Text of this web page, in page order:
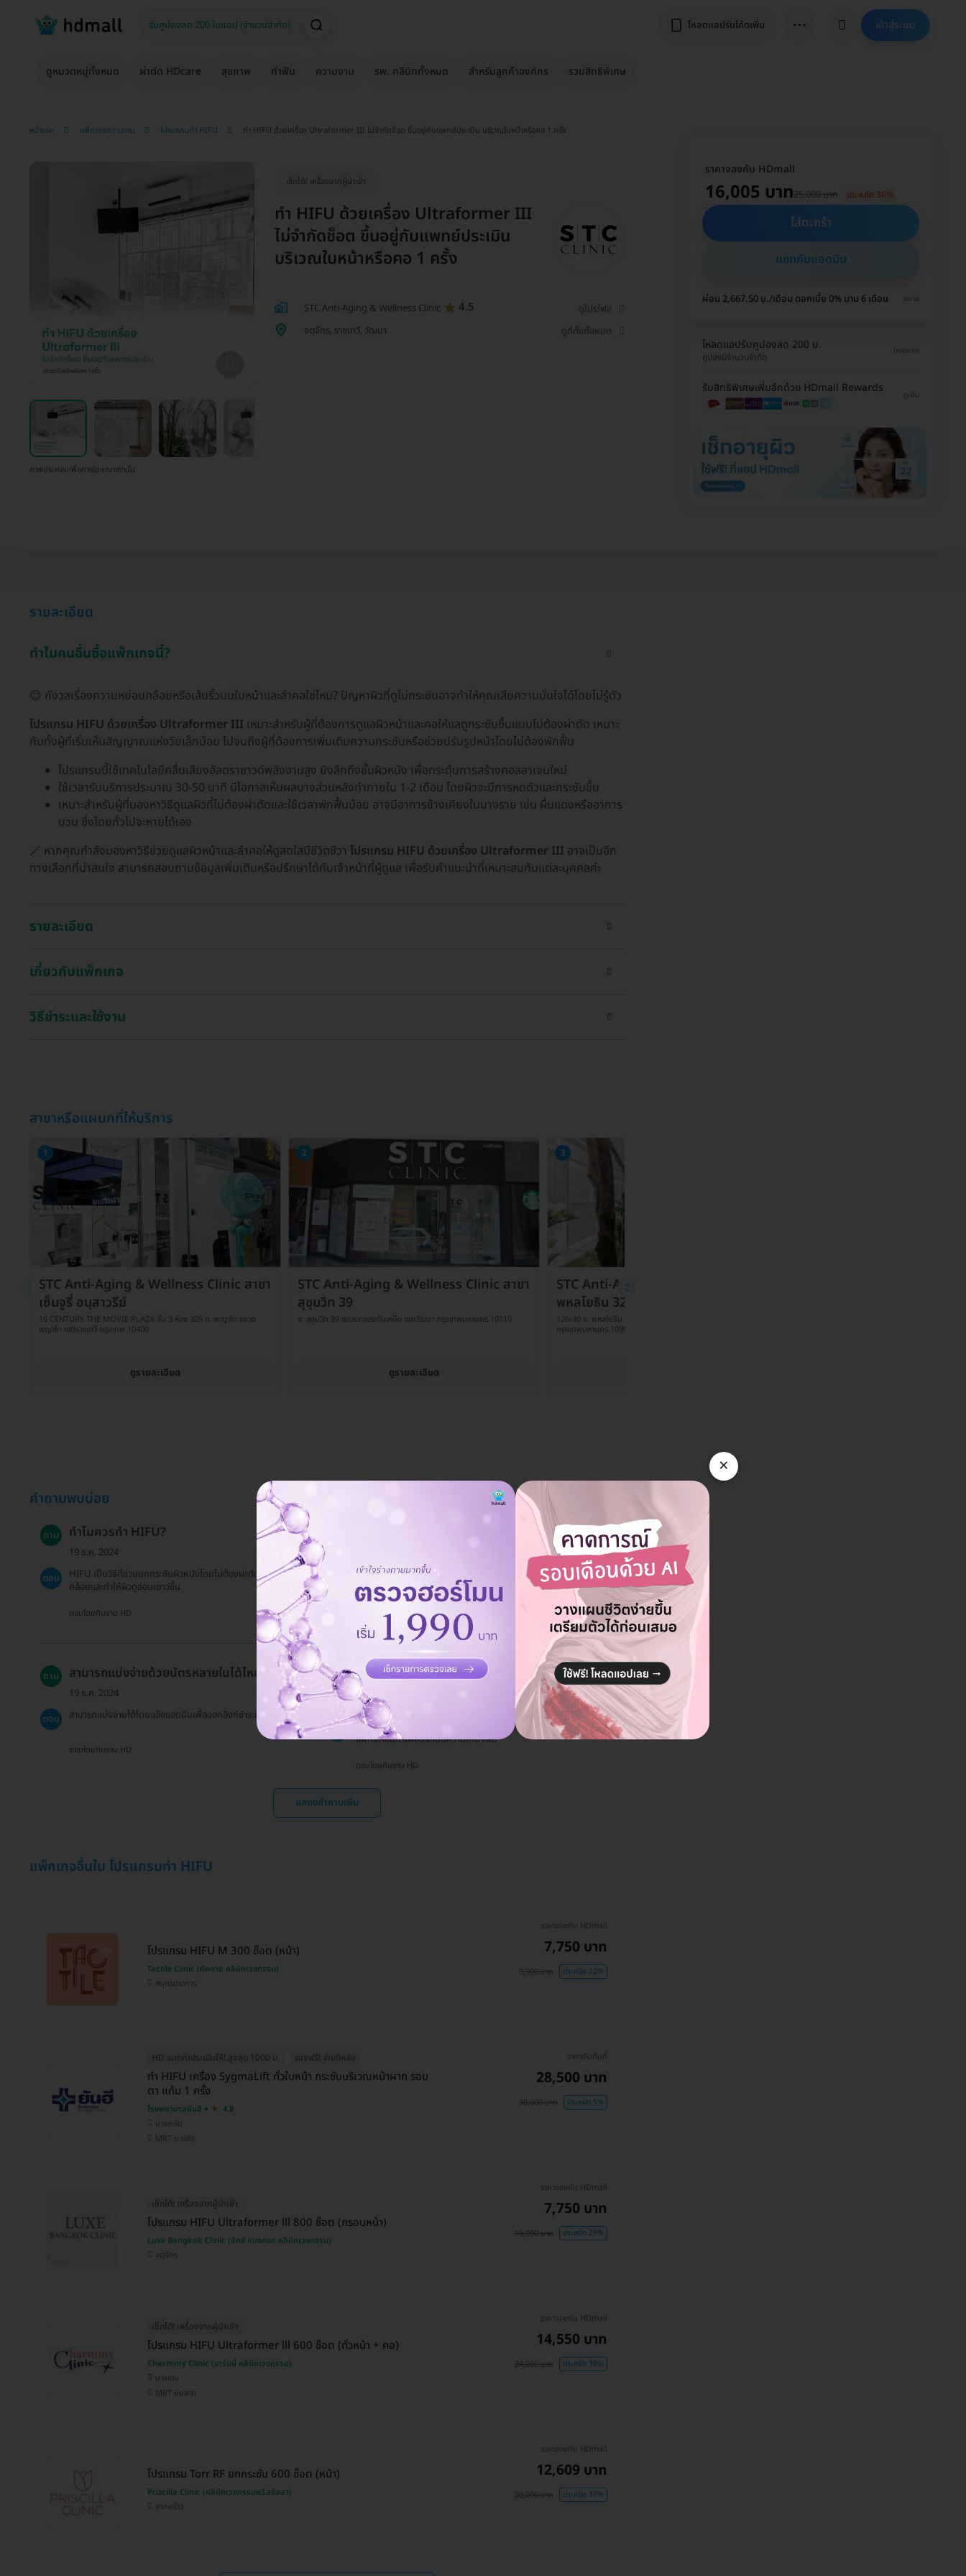
โหลดแอปรับโค้ดเพิ่ม ⋯ เข้าสู่ระบบ
ดูหมวดหมู่ทั้งหมด ผ่าตัด HDcare สุขภาพ ทำฟัน ความงาม รพ. คลินิกทั้งหมด สำหรับลูกค้าองค์กร รวมสิทธิพิเศษ
หน้าแรก แพ็กเกจความงาม โปรแกรมทำ HIFU ทำ HIFU ด้วยเครื่อง Ultraformer III ไม่จำกัดช็อต ขึ้นอยู่กับแพทย์ประเมิน บริเวณใบหน้าหรือคอ 1 ครั้ง
ภาพประกอบเพื่อการโฆษณาเท่านั้น
เช็กได้! เครื่องจากผู้นำเข้า
ทำ HIFU ด้วยเครื่อง Ultraformer III
ไม่จำกัดช็อต ขึ้นอยู่กับแพทย์ประเมิน
บริเวณใบหน้าหรือคอ 1 ครั้ง
STC Anti-Aging & Wellness Clinic 4.5
ดูโปรไฟล์
จตุจักร, ราชเทวี, วัฒนา
ดูที่ตั้งทั้งหมด
ราคาจองกับ HDmall
16,005 บาท25,000 บาท ประหยัด 36%
ใส่ตะกร้า
แชทกับแอดมิน
ผ่อน 2,667.50 บ./เดือน ดอกเบี้ย 0% นาน 6 เดือน ขยาย
โหลดแอปรับคูปองลด 200 บ.
คูปองมีจำนวนจำกัด
โหลดเลย
รับสิทธิพิเศษเพิ่มอีกด้วย HDmall Rewards
ดูเพิ่ม
รายละเอียด
ทำไมคนอื่นซื้อแพ็กเกจนี้?
😊 กังวลเรื่องความหย่อนคล้อยหรือเส้นริ้วบนใบหน้าและลำคอใช่ไหม? ปัญหาผิวที่ดูไม่กระชับอาจทำให้คุณเสียความมั่นใจได้โดยไม่รู้ตัว
โปรแกรม HIFU ด้วยเครื่อง Ultraformer III เหมาะสำหรับผู้ที่ต้องการดูแลผิวหน้าและคอให้แลดูกระชับขึ้นแบบไม่ต้องผ่าตัด เหมาะ
กับทั้งผู้ที่เริ่มเห็นสัญญาณแห่งวัยเล็กน้อย ไปจนถึงผู้ที่ต้องการเพิ่มเติมความกระชับหรือช่วยปรับรูปหน้าโดยไม่ต้องพักฟื้น
โปรแกรมนี้ใช้เทคโนโลยีคลื่นเสียงอัลตราซาวด์พลังงานสูง ยิงลึกถึงชั้นผิวหนัง เพื่อกระตุ้นการสร้างคอลลาเจนใหม่
ใช้เวลารับบริการประมาณ 30-50 นาที มีโอกาสเห็นผลบางส่วนหลังทำภายใน 1-2 เดือน โดยผิวจะมีการหดตัวและกระชับขึ้น
เหมาะสำหรับผู้ที่มองหาวิธีดูแลผิวที่ไม่ต้องผ่าตัดและใช้เวลาพักฟื้นน้อย อาจมีอาการข้างเคียงในบางราย เช่น ผื่นแดงหรืออาการ
บวม ซึ่งโดยทั่วไปจะหายได้เอง
🪄 หากคุณกำลังมองหาวิธีช่วยดูแลผิวหน้าและลำคอให้ดูสดใสมีชีวิตชีวา โปรแกรม HIFU ด้วยเครื่อง Ultraformer III อาจเป็นอีก
ทางเลือกที่น่าสนใจ สามารถสอบถามข้อมูลเพิ่มเติมหรือปรึกษาได้กับเจ้าหน้าที่ผู้ดูแล เพื่อรับคำแนะนำที่เหมาะสมกับแต่ละบุคคลค่ะ
รายละเอียด
เกี่ยวกับแพ็กเกจ
วิธีชำระและใช้งาน
สาขาหรือแผนกที่ให้บริการ
1
STC Anti-Aging & Wellness Clinic สาขา
เซ็นจูรี่ อนุสาวรีย์
15 CENTURY THE MOVIE PLAZA ชั้น 3 ห้อง 305 ถ. พญาไท แขวง
พญาไท เขตราชเทวี กรุงเทพ 10400
ดูรายละเอียด
2
STC Anti-Aging & Wellness Clinic สาขา
สุขุมวิท 39
ซ. สุขุมวิท 39 แขวงคลองตันเหนือ เขตวัฒนา กรุงเทพมหานคร 10110
ดูรายละเอียด
3
STC Anti-Aging & Wellness Clinic สาขา
พหลโยธิน 32
126/40 ซ. พหลโยธิน 32 ถ. เสนานิคม 1 แขวงเสนานิคม เขตจตุจักร
กรุงเทพมหานคร 10900
คำถามพบบ่อย
ถาม ทำไมควรทำ HIFU?
19 ธ.ค. 2024
ตอบ
HIFU เป็นวิธีที่ช่วยยกกระชับผิวหนังโดยไม่ต้องผ่าตัด ลดความหย่อน
คล้อยและทำให้ผิวดูอ่อนเยาว์ขึ้น
ตอบโดยทีมงาน HD
ผู้ใช้บริการสามารถชำระเงินได้ทั้งการโอนเงินและการชำระผ่านบัตร
เครดิต โดยสามารถเลือกผ่อนชำระ 0% ได้หากมียอดตั้งแต่ 3,000 บาท
ตอบโดยทีมงาน HD
ถาม สามารถแบ่งจ่ายด้วยบัตรหลายใบได้ไหม?
19 ธ.ค. 2024
ตอบ
สามารถแบ่งจ่ายได้โดยแจ้งแอดมินเพื่อออกลิงก์ชำระแบบแบ่งจ่าย
ตอบโดยทีมงาน HD
ถาม
HIFU มีความเสี่ยงสำหรับผู้ที่มีสภาพผิวบาง
ประเภทหรือไม่?
19 ธ.ค. 2024
ตอบ
HIFU อาจไม่เหมาะกับผู้ที่มีปัญหาผิวหนังบางประการ ควรปรึกษา
แพทย์ก่อนทำเพื่อประเมินความเหมาะสม
ตอบโดยทีมงาน HD
แสดงคำถามเพิ่ม
แพ็กเกจอื่นใน โปรแกรมทำ HIFU
โปรแกรม HIFU M 300 ช็อต (หน้า)
Tactile Clinic (ทัคทาย คลินิกเวชกรรม)
สมุทรปราการ
ราคาจองกับ HDmall
7,750 บาท
9,990 บาท ประหยัด 22%
HD ออกค่าประเมินให้! สูงสุด 1000 บ. จองฟรี! จ่ายทีหลัง
ทำ HIFU เครื่อง SygmaLift ทั่วใบหน้า กระชับบริเวณหน้าผาก รอบ
ตา แก้ม 1 ครั้ง
โรงพยาบาลยันฮี
4.8
บางพลัด
MRT บางอ้อ
ราคาเริ่มต้นที่
28,500 บาท
30,000 บาท ประหยัด 5%
เช็กได้! เครื่องจากผู้นำเข้า
โปรแกรม HIFU Ultraformer lll 800 ช็อต (กรอบหน้า)
Luxe Bangkok Clinic (ลักซ์ แบงคอก คลินิกเวชกรรม)
จตุจักร
ราคาจองกับ HDmall
7,750 บาท
10,990 บาท ประหยัด 29%
เช็กได้! เครื่องจากผู้นำเข้า
โปรแกรม HIFU Ultraformer lll 600 ช็อต (ทั่วหน้า + คอ)
Charmmy Clinic (ชาร์มมี่ คลินิกเวชกรรม)
บางเขน
MRT มัยลาภ
ราคาจองกับ HDmall
14,550 บาท
24,000 บาท ประหยัด 39%
โปรแกรม Torr RF ยกกระชับ 600 ช็อต (หน้า)
Priscilla Clinic (คลินิกเวชกรรมพริสซิลลา)
ลาดพร้าว
ราคาจองกับ HDmall
12,609 บาท
20,000 บาท ประหยัด 37%
×